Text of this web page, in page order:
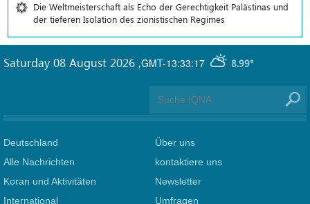
Die Weltmeisterschaft als Echo der Gerechtigkeit Palästinas und
der tieferen Isolation des zionistischen Regimes
GMT-13:33:17 8.99°
Saturday 08 August 2026 ,
Deutschland
Alle Nachrichten
Koran und Aktivitäten
International
Über uns
kontaktiere uns
Newsletter
Umfragen